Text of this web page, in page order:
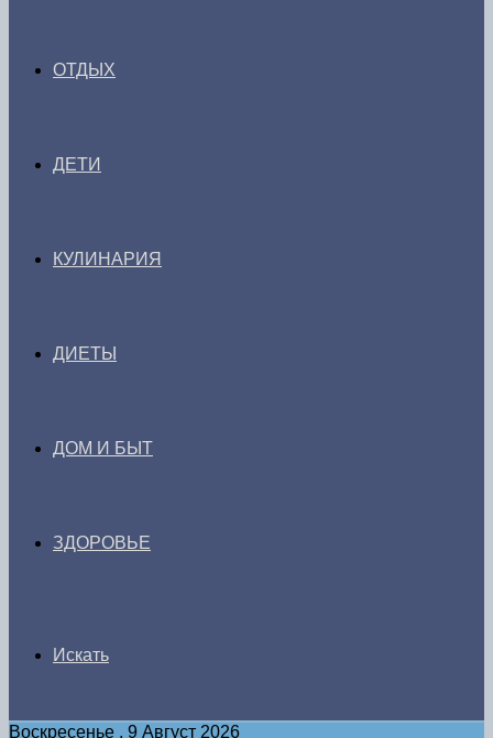
ОТДЫХ
ДЕТИ
КУЛИНАРИЯ
ДИЕТЫ
ДОМ И БЫТ
ЗДОРОВЬЕ
Искать
Воскресенье , 9 Август 2026